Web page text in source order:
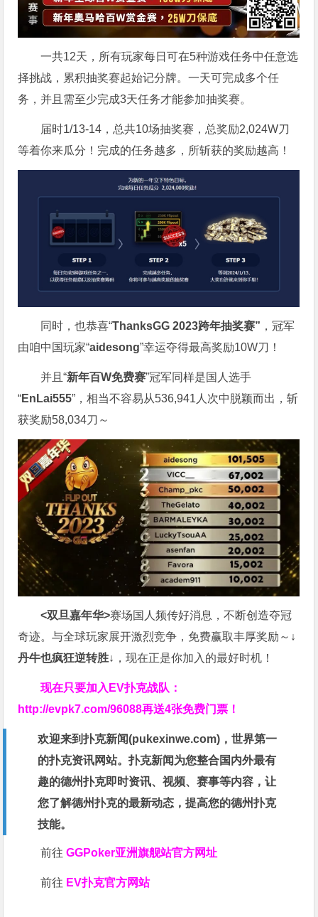
一共12天，所有玩家每日可在5种游戏任务中任意选
择挑战，累积抽奖赛起始记分牌。一天可完成多个任
务，并且需至少完成3天任务才能参加抽奖赛。
届时1/13-14，总共10场抽奖赛，总奖励2,024W刀
等着你来瓜分！完成的任务越多，所斩获的奖励越高！
同时，也恭喜“ThanksGG 2023跨年抽奖赛” ，冠军
由咱中国玩家“aidesong”幸运夺得最高奖励10W刀！
并且“新年百W免费赛”冠军同样是国人选手
“EnLai555”，相当不容易从536,941人次中脱颖而出，斩
获奖励58,034刀～
<双旦嘉年华>赛场国人频传好消息，不断创造夺冠
奇迹。与全球玩家展开激烈竞争，免费赢取丰厚奖励～ ↓
丹牛也疯狂逆转胜↓ ，现在正是你加入的最好时机！
现在只要加入EV扑克战队：
http://evpk7.com/96088再送4张免费门票！
欢迎来到扑克新闻(pukexinwe.com)，世界第一
的扑克资讯网站。扑克新闻为您整合国内外最有
趣的德州扑克即时资讯、视频、赛事等内容，让
您了解德州扑克的最新动态，提高您的德州扑克
技能。
前往GGPoker亚洲旗舰站官方网址
前往 EV扑克官方网站